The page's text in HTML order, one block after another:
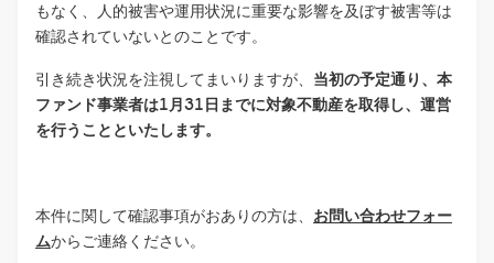
もなく、人的被害や運用状況に重要な影響を及ぼす被害等は
確認されていないとのことです。
引き続き状況を注視してまいりますが、 当初の予定通り、本
ファンド事業者は1月31日までに対象不動産を取得し、運営
を行うことといたします。
本件に関して確認事項がおありの方は、 お問い合わせフォー
ムからご連絡ください。